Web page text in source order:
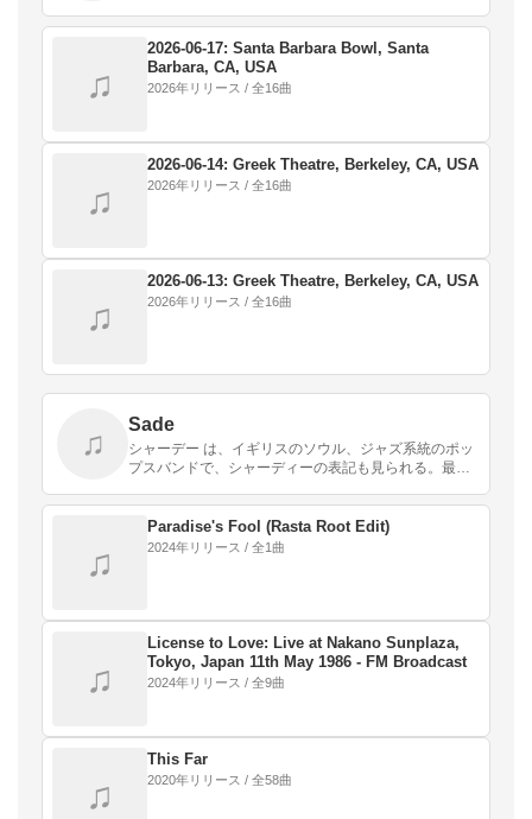
♫
2026-06-17: Santa Barbara Bowl, Santa
Barbara, CA, USA
2026年リリース / 全16曲
♫
2026-06-14: Greek Theatre, Berkeley, CA, USA
2026年リリース / 全16曲
♫
2026-06-13: Greek Theatre, Berkeley, CA, USA
2026年リリース / 全16曲
♫
Sade
シャーデー は、イギリスのソウル、ジャズ系統のポッ
プスバンドで、シャーディーの表記も見られる。最少
的で、1980年代にグラミー賞を受賞し、2010年発
売…
♫
Paradise's Fool (Rasta Root Edit)
2024年リリース / 全1曲
♫
License to Love: Live at Nakano Sunplaza,
Tokyo, Japan 11th May 1986 - FM Broadcast
2024年リリース / 全9曲
♫
This Far
2020年リリース / 全58曲